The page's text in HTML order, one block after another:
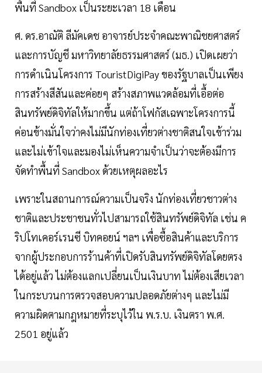
พื้นที่ Sandbox เป็นระยะเวลา 18 เดือน
ศ. ดร.อาณัติ ลีมัคเดช อาจารย์ประจำคณะพาณิชยศาสตร์
และการบัญชี มหาวิทยาลัยธรรมศาสตร์ (มธ.) เปิดเผยว่า
การดำเนินโครงการ TouristDigiPay ของรัฐบาลเป็นเพียง
การสร้างสีสันและค่อยๆ สร้างสภาพแวดล้อมที่เอื้อต่อ
สินทรัพย์ดิจิทัลให้มากขึ้น แต่ถ้าโฟกัสเฉพาะโครงการนี้
ค่อนข้างมั่นใจว่าคงไม่มีนักท่องเที่ยวต่างชาติสนใจเข้าร่วม
และไม่เข้าใจและมองไม่เห็นความจำเป็นว่าจะต้องมีการ
จัดทำพื้นที่ Sandbox ด้วยเหตุผลอะไร
เพราะในสถานการณ์ความเป็นจริง นักท่องเที่ยวชาวต่าง
ชาติและประชาชนทั่วไปสามารถใช้สินทรัพย์ดิจิทัล เช่น ค
ริปโทเคอร์เรนซี บิทคอยน์ ฯลฯ เพื่อซื้อสินค้าและบริการ
จากผู้ประกอบการร้านค้าที่เปิดรับสินทรัพย์ดิจิทัลโดยตรง
ได้อยู่แล้ว ไม่ต้องแลกเปลี่ยนเป็นเงินบาท ไม่ต้องเสียเวลา
ในกระบวนการตรวจสอบความปลอดภัยต่างๆ และไม่มี
ความผิดตามกฎหมายที่ระบุไว้ใน พ.ร.บ. เงินตรา พ.ศ.
2501 อยู่แล้ว